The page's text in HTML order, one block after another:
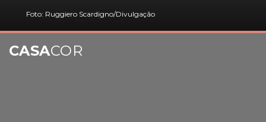
Foto: Ruggiero Scardigno/Divulgação
CASACOR